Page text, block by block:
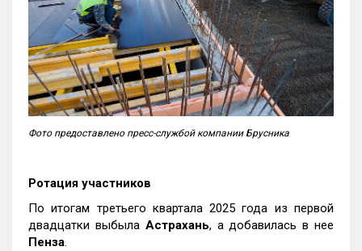
Фото предоставлено пресс-службой компании Брусника
Ротация участников
По итогам третьего квартала 2025 года из первой
двадцатки выбыла Астрахань, а добавилась в нее
Пенза.